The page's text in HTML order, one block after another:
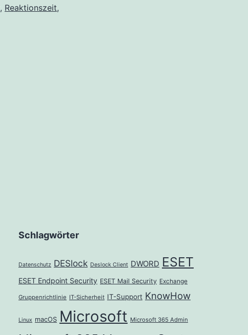
, Reaktionszeit,
Schlagwörter
Datenschutz DESlock Deslock Client DWORD ESET
ESET Endpoint Security ESET Mail Security Exchange
Gruppenrichtlinie IT-Sicherheit IT-Support KnowHow
Linux macOS Microsoft Microsoft 365 Admin